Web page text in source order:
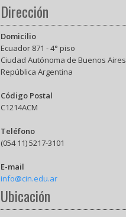
Dirección
Domicilio
Ecuador 871 - 4° piso
Ciudad Autónoma de Buenos Aires
República Argentina
Código Postal
C1214ACM
Teléfono
(054 11) 5217-3101
E-mail
info@cin.edu.ar
Ubicación